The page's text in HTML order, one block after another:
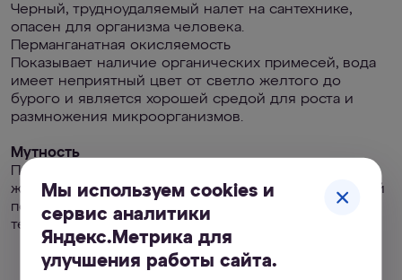
Черный, трудноудаляемый налет на сантехнике,
опасен для организма человека.
Перманганатная окисляемость
Показывает наличие органических примесей, вода
имеет неприятный цвет от светло желтого до
бурого и является хорошей средой для роста и
размножения микроорганизмов.
Мутность
Показывает наличие частиц в воде, например,
железо или другие механические примеси (мелкий
песок, глина), что повышает риски повреждения
техники и смесителей.
Мы используем cookies и
сервис аналитики
Яндекс.Метрика для
улучшения работы сайта.